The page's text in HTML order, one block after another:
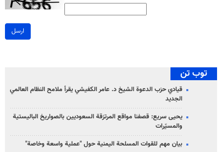
ارسل
توب تن
قيادي حزب الدعوة الشيخ د. عامر الكفيشي يقرأ ملامح النظام العالمي
الجديد
يحيى سريع: قصفنا مواقع المرتزقة السعوديين بالصواريخ الباليستية
والمسيّرات
بيان مهم للقوات المسلحة اليمنية حول "عملية واسعة وخاصة"